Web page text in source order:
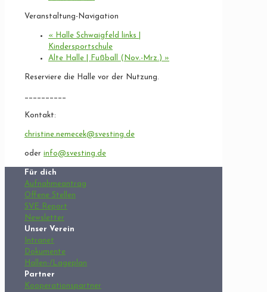
Veranstaltung-Navigation
« Halle Schwaigfeld links |
Kindersportschule
Alte Halle | Fußball (Nov.-Mrz.) »
Reserviere die Halle vor der Nutzung.
__________
Kontakt:
christine.nemecek@svesting.de
oder info@svesting.de
Für dich
Aufnahmeantrag
Offene Stellen
SVE Report
Newsletter
Unser Verein
Intranet
Dokumente
Hallen-/Lageplan
Partner
Kooperationspartner